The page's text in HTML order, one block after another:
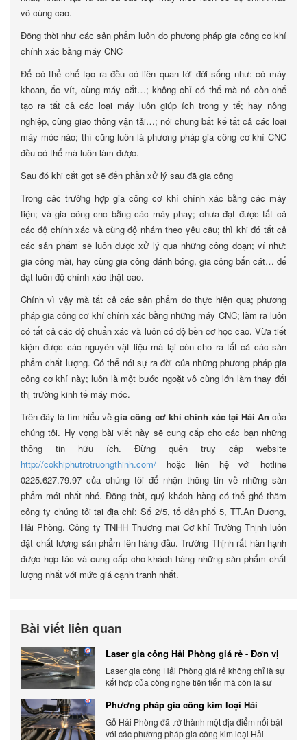
vô cùng cao.
Đồng thời như các sản phẩm luôn do phương pháp gia công cơ khí
chính xác bằng máy CNC
Để có thể chế tạo ra đều có liên quan tới đời sống như: có máy
khoan, ốc vít, cùng máy cắt…; không chỉ có thế mà nó còn chế
tạo ra tất cả các loại máy luôn giúp ích trong y tế; hay nông
nghiệp, cùng giao thông vận tải…; nói chung bất kể tất cả các loại
máy móc nào; thì cũng luôn là phương pháp gia công cơ khí CNC
đều có thể mà luôn làm được.
Sau đó khi cắt gọt sẽ đến phần xử lý sau đã gia công
Trong các trường hợp gia công cơ khí chính xác bằng các máy
tiện; và gia công cnc bằng các máy phay; chưa đạt được tất cả
các độ chính xác và cùng độ nhám theo yêu cầu; thì khi đó tất cả
các sản phẩm sẽ luôn được xử lý qua những công đoạn; ví như:
gia công mài, hay cùng gia công đánh bóng, gia công bắn cát… để
đạt luôn độ chính xác thật cao.
Chính vì vậy mà tất cả các sản phẩm do thực hiện qua; phương
pháp gia công cơ khí chính xác bằng những máy CNC; làm ra luôn
có tất cả các độ chuẩn xác và luôn có độ bền cơ học cao. Vừa tiết
kiệm được các nguyên vật liệu mà lại còn cho ra tất cả các sản
phẩm chất lượng. Có thể nói sự ra đời của những phương pháp gia
công cơ khí này; luôn là một bước ngoặt vô cùng lớn làm thay đổi
thị trường kinh tế máy móc.
Trên đây là tìm hiểu vềgia công cơ khí chính xác tại Hải An của
chúng tôi. Hy vọng bài viết này sẽ cung cấp cho các bạn những
thông tin hữu ích. Đừng quên truy cập website
http://cokhiphutrotruongthinh.com/ hoặc liên hệ với hotline
0225.627.79.97 của chúng tôi để nhận thông tin về những sản
phẩm mới nhất nhé. Đồng thời, quý khách hàng có thể ghé thăm
công ty chúng tôi tại địa chỉ: Số 2/5, tổ dân phố 5, TT.An Dương,
Hải Phòng. Công ty TNHH Thương mại Cơ khí Trường Thịnh luôn
đặt chất lượng sản phẩm lên hàng đầu. Trường Thịnh rất hân hạnh
được hợp tác và cung cấp cho khách hàng những sản phẩm chất
lượng nhất với mức giá cạnh tranh nhất.
Bài viết liên quan
Laser gia công Hải Phòng giá rẻ - Đơn vị
gia công báo giá chính xác
Laser gia công Hải Phòng giá rẻ không chỉ là sự
kết hợp của công nghệ tiên tiến mà còn là sự
khách hàng. Xem ngay nhé.
Phương pháp gia công kim loại Hải
Phòng phổ biến hiện nay
Gỗ Hải Phòng đã trở thành một địa điểm nổi bật
với các phương pháp gia công kim loại Hải